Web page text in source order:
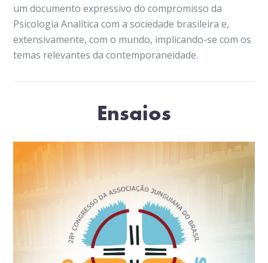
um documento expressivo do compromisso da
Psicologia Analítica com a sociedade brasileira e,
extensivamente, com o mundo, implicando-se com os
temas relevantes da contemporaneidade.
Ensaios